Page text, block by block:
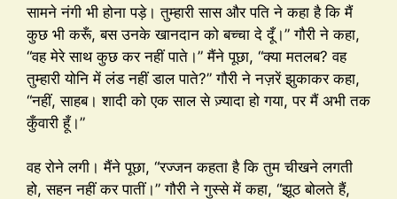
सामने नंगी भी होना पड़े। तुम्हारी सास और पति ने कहा है कि मैं
कुछ भी करूँ, बस उनके खानदान को बच्चा दे दूँ।” गौरी ने कहा,
“वह मेरे साथ कुछ कर नहीं पाते।” मैंने पूछा, “क्या मतलब? वह
तुम्हारी योनि में लंड नहीं डाल पाते?” गौरी ने नज़रें झुकाकर कहा,
“नहीं, साहब। शादी को एक साल से ज़्यादा हो गया, पर मैं अभी तक
कुँवारी हूँ।”
वह रोने लगी। मैंने पूछा, “रज्जन कहता है कि तुम चीखने लगती
हो, सहन नहीं कर पातीं।” गौरी ने गुस्से में कहा, “झूठ बोलते हैं,